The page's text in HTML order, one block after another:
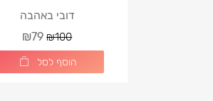
דובי באהבה
₪100
₪79
הוסף לסל